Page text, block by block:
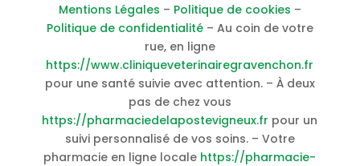
Mentions Légales – Politique de cookies –
Politique de confidentialité– Au coin de votre
rue, en ligne
https://www.cliniqueveterinairegravenchon.fr
pour une santé suivie avec attention. – À deux
pas de chez vous
https://pharmaciedelapostevigneux.fr pour un
suivi personnalisé de vos soins. – Votre
pharmacie en ligne locale https://pharmacie-